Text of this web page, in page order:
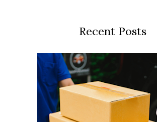
Recent Posts